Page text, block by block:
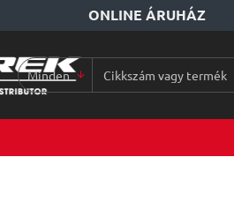
ONLINE ÁRUHÁZ
Minden
Cikkszám
terméknév...